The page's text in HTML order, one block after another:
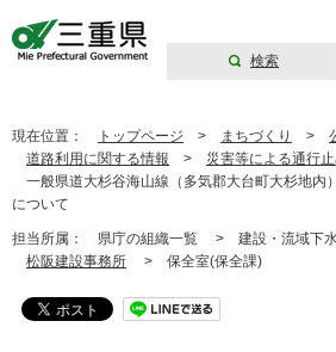
検索
現在位置： トップページ > まちづくり >
道路利用に関する情報 > 災害等による通行
一般県道大杉谷海山線（多気郡大台町大杉地内
について
担当所属： 県庁の組織一覧 > 建設・流域下
松阪建設事務所 > 保全室(保全課)